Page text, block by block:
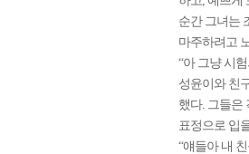
순간 그녀는
마주하려고
“아 그냥 시
성윤이와 친
했다. 그들은
표정으로 입
“얘들아 내